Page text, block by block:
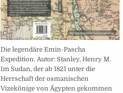
Die legendäre Emin-Pascha
Expedition. Autor: Stanley, Henry M.
Im Sudan, der ab 1821 unter die
Herrschaft der osmanischen
Vizekönige von Ägypten gekommen